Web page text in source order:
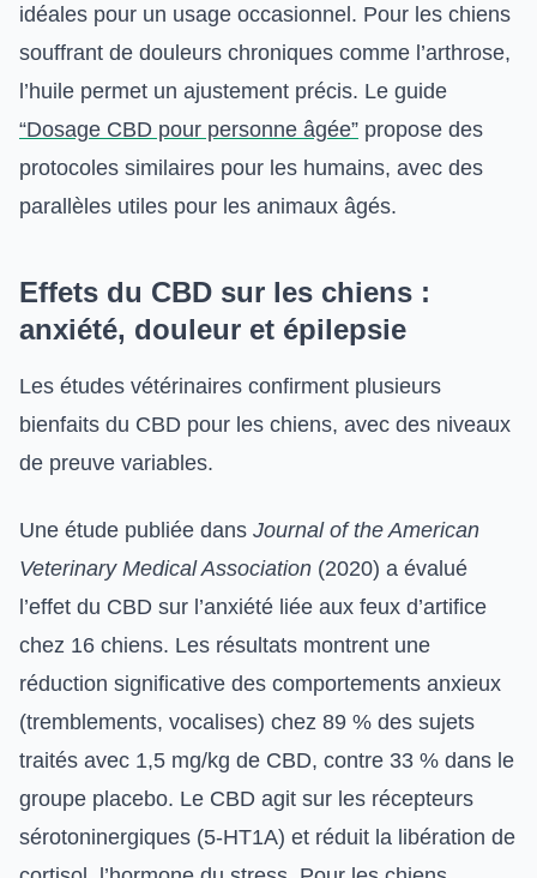
idéales pour un usage occasionnel. Pour les chiens
souffrant de douleurs chroniques comme l’arthrose,
l’huile permet un ajustement précis. Le guide
“Dosage CBD pour personne âgée” propose des
protocoles similaires pour les humains, avec des
parallèles utiles pour les animaux âgés.
Effets du CBD sur les chiens :
anxiété, douleur et épilepsie
Les études vétérinaires confirment plusieurs
bienfaits du CBD pour les chiens, avec des niveaux
de preuve variables.
Une étude publiée dans Journal of the American
Veterinary Medical Association (2020) a évalué
l’effet du CBD sur l’anxiété liée aux feux d’artifice
chez 16 chiens. Les résultats montrent une
réduction significative des comportements anxieux
(tremblements, vocalises) chez 89 % des sujets
traités avec 1,5 mg/kg de CBD, contre 33 % dans le
groupe placebo. Le CBD agit sur les récepteurs
sérotoninergiques (5-HT1A) et réduit la libération de